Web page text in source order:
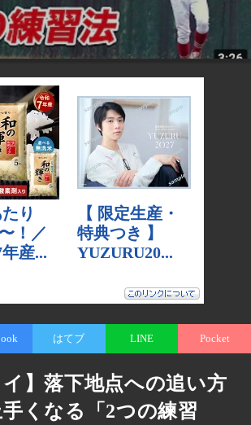
はてブ LINE Pocket
イ】落下地点への追い方
くなる「2つの練習